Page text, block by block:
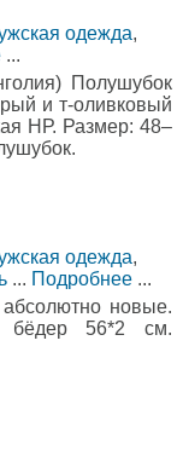
одежда,
...
Полушубок
и т-оливковый
НР. Размер: 48–
одежда,
... Подробнее ...
новые.
56*2 см.